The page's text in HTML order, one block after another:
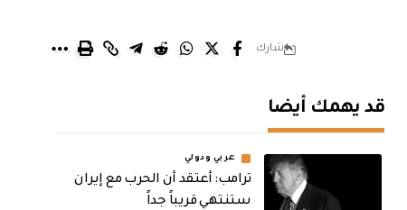
شارك
قد يهمك أيضا
عربي ودولي
‏ترامب: أعتقد أن الحرب مع إيران
ستنتهي قريباً جداً